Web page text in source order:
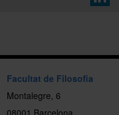
Facultat de Filosofia
Montalegre, 6
08001 Barcelona